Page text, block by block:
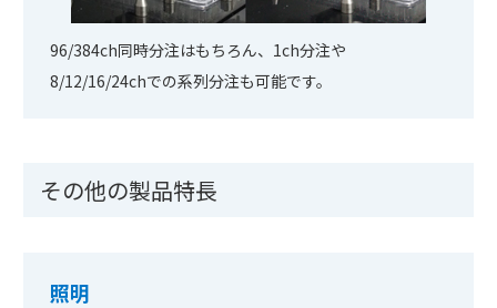
96/384ch同時分注はもちろん、1ch分注や
8/12/16/24chでの系列分注も可能です。
その他の製品特⻑
照明